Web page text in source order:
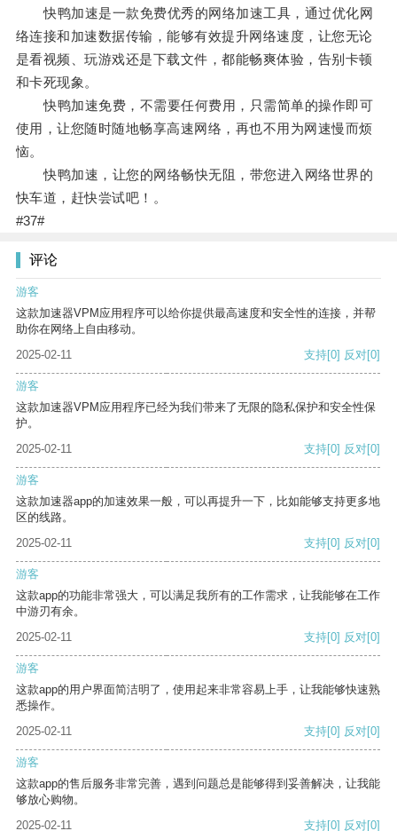
快鸭加速是一款免费优秀的网络加速工具，通过优化网
络连接和加速数据传输，能够有效提升网络速度，让您无论
是看视频、玩游戏还是下载文件，都能畅爽体验，告别卡顿
和卡死现象。
快鸭加速免费，不需要任何费用，只需简单的操作即可
使用，让您随时随地畅享高速网络，再也不用为网速慢而烦
恼。
快鸭加速，让您的网络畅快无阻，带您进入网络世界的
快车道，赶快尝试吧！。
#37#
评论
游客
这款加速器VPM应用程序可以给你提供最高速度和安全性的连接，并帮
助你在网络上自由移动。
2025-02-11
支持[0] 反对[0]
游客
这款加速器VPM应用程序已经为我们带来了无限的隐私保护和安全性保
护。
2025-02-11
支持[0] 反对[0]
游客
这款加速器app的加速效果一般，可以再提升一下，比如能够支持更多地
区的线路。
2025-02-11
支持[0] 反对[0]
游客
这款app的功能非常强大，可以满足我所有的工作需求，让我能够在工作
中游刃有余。
2025-02-11
支持[0] 反对[0]
游客
这款app的用户界面简洁明了，使用起来非常容易上手，让我能够快速熟
悉操作。
2025-02-11
支持[0] 反对[0]
游客
这款app的售后服务非常完善，遇到问题总是能够得到妥善解决，让我能
够放心购物。
2025-02-11
支持[0] 反对[0]